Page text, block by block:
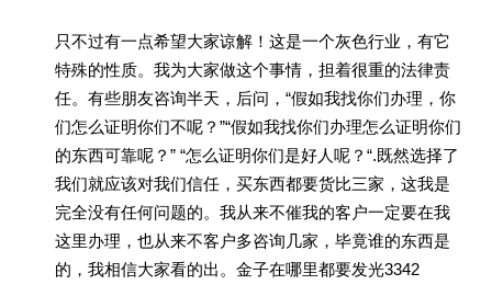
只不过有一点希望大家谅解！这是一个灰色行业，有它
特殊的性质。我为大家做这个事情，担着很重的法律责
任。有些朋友咨询半天，后问，“假如我找你们办理，你
们怎么证明你们不呢？”“假如我找你们办理怎么证明你们
的东西可靠呢？” “怎么证明你们是好人呢？“.既然选择了
我们就应该对我们信任，买东西都要货比三家，这我是
完全没有任何问题的。我从来不催我的客户一定要在我
这里办理，也从来不客户多咨询几家，毕竟谁的东西是
的，我相信大家看的出。金子在哪里都要发光3342